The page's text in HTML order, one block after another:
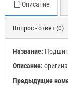
Описание
Вопрос - ответ (0)
Название:
Описание:
Предыдущие